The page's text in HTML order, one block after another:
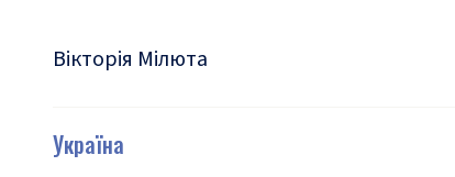
Вікторія Мілюта
Україна